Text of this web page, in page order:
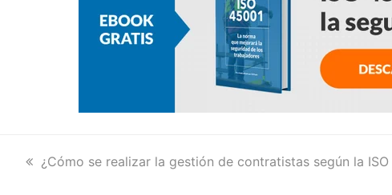
previous
¿Cómo se realizar la gestión de contratistas según la ISO